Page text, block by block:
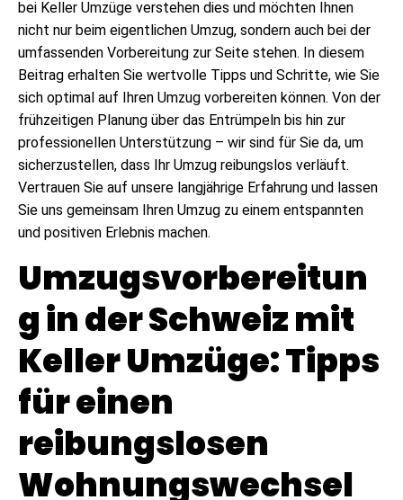
bei Keller Umzüge verstehen dies und möchten Ihnen
nicht nur beim eigentlichen Umzug, sondern auch bei der
umfassenden Vorbereitung zur Seite stehen. In diesem
Beitrag erhalten Sie wertvolle Tipps und Schritte, wie Sie
sich optimal auf Ihren Umzug vorbereiten können. Von der
frühzeitigen Planung über das Entrümpeln bis hin zur
professionellen Unterstützung – wir sind für Sie da, um
sicherzustellen, dass Ihr Umzug reibungslos verläuft.
Vertrauen Sie auf unsere langjährige Erfahrung und lassen
Sie uns gemeinsam Ihren Umzug zu einem entspannten
und positiven Erlebnis machen.
Umzugsvorbereitun
g in der Schweiz mit
Keller Umzüge: Tipps
für einen
reibungslosen
Wohnungswechsel